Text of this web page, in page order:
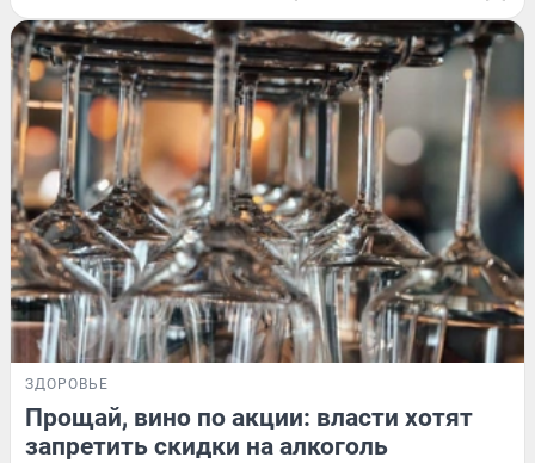
ЗДОРОВЬЕ
Прощай, вино по акции: власти хотят
запретить скидки на алкоголь